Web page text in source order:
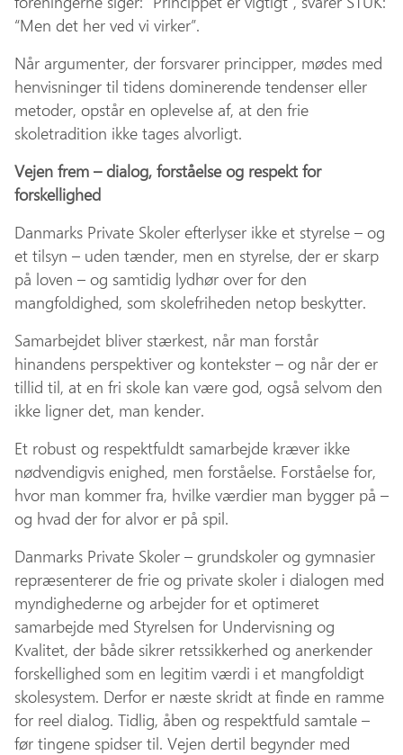
“Men det her ved vi virker”.
Når argumenter, der forsvarer principper, mødes med
henvisninger til tidens dominerende tendenser eller
metoder, opstår en oplevelse af, at den frie
skoletradition ikke tages alvorligt.
Vejen frem – dialog, forståelse og respekt for
forskellighed
Danmarks Private Skoler efterlyser ikke et styrelse – og
et tilsyn – uden tænder, men en styrelse, der er skarp
på loven – og samtidig lydhør over for den
mangfoldighed, som skolefriheden netop beskytter.
Samarbejdet bliver stærkest, når man forstår
hinandens perspektiver og kontekster – og når der er
tillid til, at en fri skole kan være god, også selvom den
ikke ligner det, man kender.
Et robust og respektfuldt samarbejde kræver ikke
nødvendigvis enighed, men forståelse. Forståelse for,
hvor man kommer fra, hvilke værdier man bygger på –
og hvad der for alvor er på spil.
Danmarks Private Skoler – grundskoler og gymnasier
repræsenterer de frie og private skoler i dialogen med
myndighederne og arbejder for et optimeret
samarbejde med Styrelsen for Undervisning og
Kvalitet, der både sikrer retssikkerhed og anerkender
forskellighed som en legitim værdi i et mangfoldigt
skolesystem. Derfor er næste skridt at finde en ramme
for reel dialog. Tidlig, åben og respektfuld samtale –
før tingene spidser til. Vejen dertil begynder med